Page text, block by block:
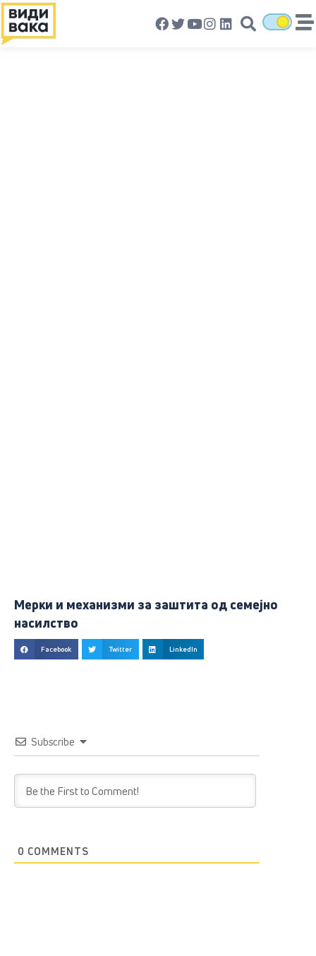
Мерки и механизми за заштита од семејно
насилство
Facebook Twitter LinkedIn
Subscribe
0 COMMENTS